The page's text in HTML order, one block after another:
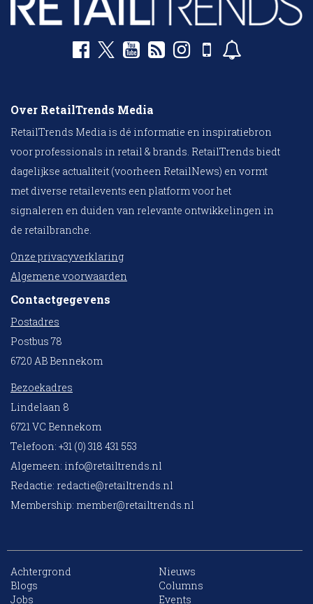
Over RetailTrends Media
RetailTrends Media is dé informatie en inspiratiebron
voor professionals in retail & brands. RetailTrends biedt
dagelijkse actualiteit (voorheen RetailNews) en vormt
met diverse retailevents een platform voor het
signaleren en duiden van relevante ontwikkelingen in
de retailbranche.
Onze privacyverklaring
Algemene voorwaarden
Contactgegevens
Postadres
Postbus 78
6720 AB Bennekom
Bezoekadres
Lindelaan 8
6721 VC Bennekom
Telefoon: +31 (0) 318 431 553
Algemeen: info@retailtrends.nl
Redactie: redactie@retailtrends.nl
Membership: member@retailtrends.nl
Achtergrond
Nieuws
Blogs
Columns
Jobs
Events
10 collega’s